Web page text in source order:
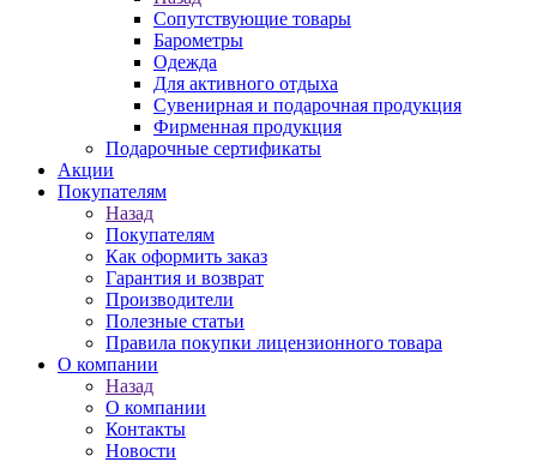
Сопутствующие товары
Барометры
Одежда
Для активного отдыха
Сувенирная и подарочная продукция
Фирменная продукция
Подарочные сертификаты
Акции
Покупателям
Назад
Покупателям
Как оформить заказ
Гарантия и возврат
Производители
Полезные статьи
Правила покупки лицензионного товара
О компании
Назад
О компании
Контакты
Новости